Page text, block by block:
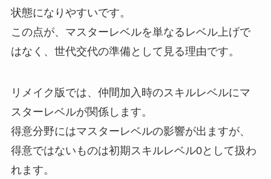
状態になりやすいです。
この点が、マスターレベルを単なるレベル上げで
はなく、世代交代の準備として見る理由です。
リメイク版では、仲間加入時のスキルレベルにマ
スターレベルが関係します。
得意分野にはマスターレベルの影響が出ますが、
得意ではないものは初期スキルレベル0として扱わ
れます。